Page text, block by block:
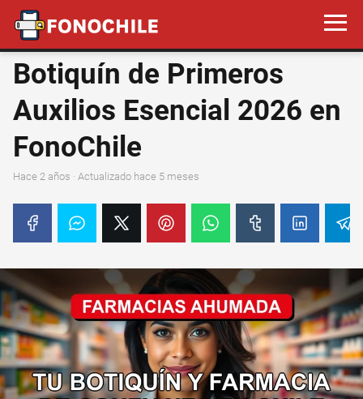
Botiquín de Primeros
Auxilios Esencial 2026 en
FonoChile
hace 2 años · Actualizado hace 5 meses